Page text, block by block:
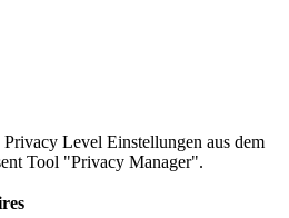
Privacy Level Einstellungen aus dem
Tool "Privacy Manager".